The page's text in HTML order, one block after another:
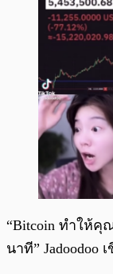
“Bitcoin ทำให้คุ
นาที” Jadoodoo